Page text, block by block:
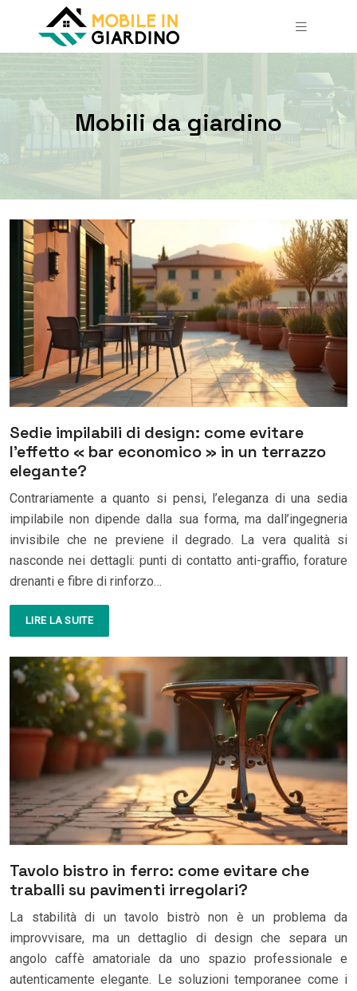
Mobili da giardino
Sedie impilabili di design: come evitare
l’effetto « bar economico » in un terrazzo
elegante?
Contrariamente a quanto si pensi, l’eleganza di una sedia
impilabile non dipende dalla sua forma, ma dall’ingegneria
invisibile che ne previene il degrado. La vera qualità si
nasconde nei dettagli: punti di contatto anti-graffio, forature
drenanti e fibre di rinforzo…
LIRE LA SUITE
Tavolo bistro in ferro: come evitare che
traballi su pavimenti irregolari?
La stabilità di un tavolo bistrò non è un problema da
improvvisare, ma un dettaglio di design che separa un
angolo caffè amatoriale da uno spazio professionale e
autenticamente elegante. Le soluzioni temporanee come i